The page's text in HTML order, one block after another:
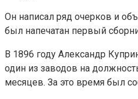
Он написал ряд очерков и
был напечатан первый
В 1896 году Александр
один из заводов на
месяцев. За это время был